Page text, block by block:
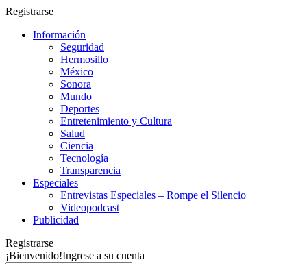
Registrarse
Información
Seguridad
Hermosillo
México
Sonora
Mundo
Deportes
Entretenimiento y Cultura
Salud
Ciencia
Tecnología
Transparencia
Especiales
Entrevistas Especiales – Rompe el Silencio
Videopodcast
Publicidad
Registrarse
¡Bienvenido!Ingrese a su cuenta